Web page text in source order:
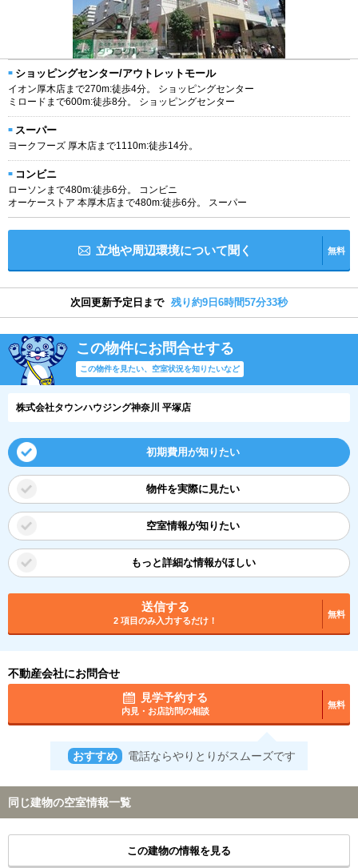
ショッピングセンター/アウトレットモール
イオン厚木店まで270m:徒歩4分。 ショッピングセンター
ミロードまで600m:徒歩8分。 ショッピングセンター
スーパー
ヨークフーズ 厚木店まで1110m:徒歩14分。
コンビニ
ローソンまで480m:徒歩6分。 コンビニ
オーケーストア 本厚木店まで480m:徒歩6分。 スーパー
立地や周辺環境について聞く 無料
次回更新予定日まで 残り約9日6時間57分32秒
この物件にお問合せする
この物件を見たい、空室状況を知りたいなど
株式会社タウンハウジング神奈川 平塚店
初期費用が知りたい
物件を実際に見たい
空室情報が知りたい
もっと詳細な情報がほしい
送信する
2 項目のみ入力するだけ！
無料
不動産会社にお問合せ
見学予約する
内見・お店訪問の相談
無料
おすすめ 電話ならやりとりがスムーズです
同じ建物の空室情報一覧
この建物の情報を見る